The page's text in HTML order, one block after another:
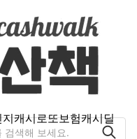
지캐시로또보험캐시딜